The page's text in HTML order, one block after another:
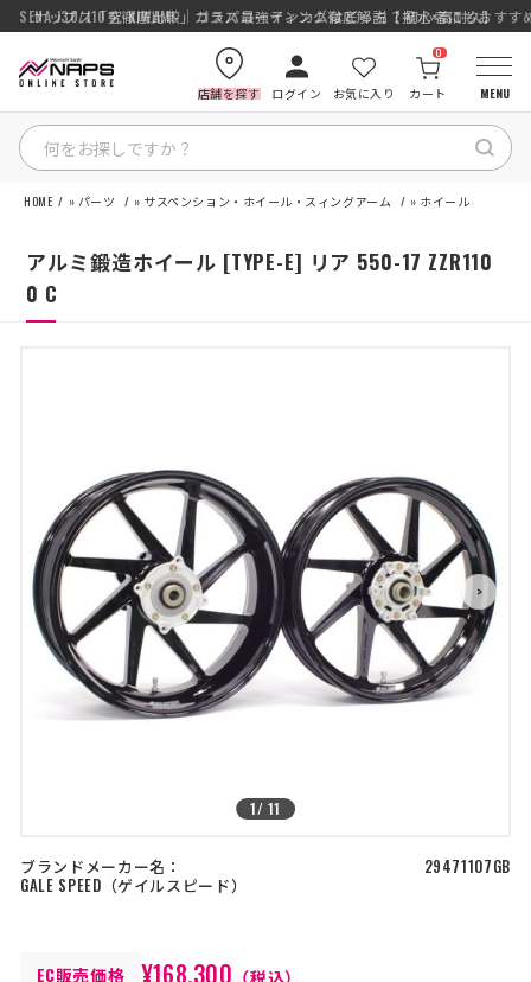
ナップス「究-KIWAMI-」ガラスコーティング徹底解説【撥水×高耐久】
SENA J30/J10を徹底比較｜コスパ最強インカムはどっち？初心者にもおすす
店舗を探す ログイン お気に入り カート
0
MENU
カテゴリから探す
ナップスメンバーズ
店舗を探す
コーポレートサイト
採用情報
特定商取引法に基づく表記
古物営業法に基づく表示/保険勧誘
利用規約
HOME » パーツ » サスペンション・ホイール・スィングアーム » ホイール
アルミ鍛造ホイール [TYPE-E] リア 550-17 ZZR110
0 C
1/ 11
>
ブランドメーカー名：
GALE SPEED
ゲイルスピード
29471107GB
EC販売価格 ¥168,300